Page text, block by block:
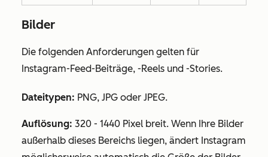
Bilder
Die folgenden Anforderungen gelten für
Instagram-Feed-Beiträge, -Reels und -Stories.
Dateitypen: PNG, JPG oder JPEG.
Auflösung: 320 - 1440 Pixel breit. Wenn Ihre Bilder
außerhalb dieses Bereichs liegen, ändert Instagram